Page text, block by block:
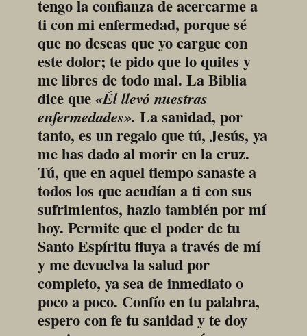
tengo la confianza de acercarme a
ti con mi enfermedad, porque sé
que no deseas que yo cargue con
este dolor; te pido que lo quites y
me libres de todo mal. La Biblia
dice que «Él llevó nuestras
enfermedades». La sanidad, por
tanto, es un regalo que tú, Jesús, ya
me has dado al morir en la cruz.
Tú, que en aquel tiempo sanaste a
todos los que acudían a ti con sus
sufrimientos, hazlo también por mí
hoy. Permite que el poder de tu
Santo Espíritu fluya a través de mí
y me devuelva la salud por
completo, ya sea de inmediato o
poco a poco. Confío en tu palabra,
espero con fe tu sanidad y te doy